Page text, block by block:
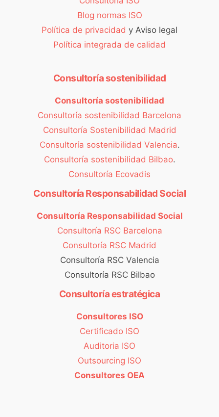
Blog normas ISO
Política de privacidad y Aviso legal
Política integrada de calidad
Consultoría sostenibilidad
Consultoría sostenibilidad
Consultoría sostenibilidad Barcelona
Consultoría Sostenibilidad Madrid
Consultoría sostenibilidad Valencia.
Consultoría sostenibilidad Bilbao.
Consultoría Ecovadis
Consultoría Responsabilidad Social
Consultoría Responsabilidad Social
Consultoría RSC Barcelona
Consultoría RSC Madrid
Consultoría RSC Valencia
Consultoría RSC Bilbao
Consultoría estratégica
Consultores ISO
Certificado ISO
Auditoria ISO
Outsourcing ISO
Consultores OEA